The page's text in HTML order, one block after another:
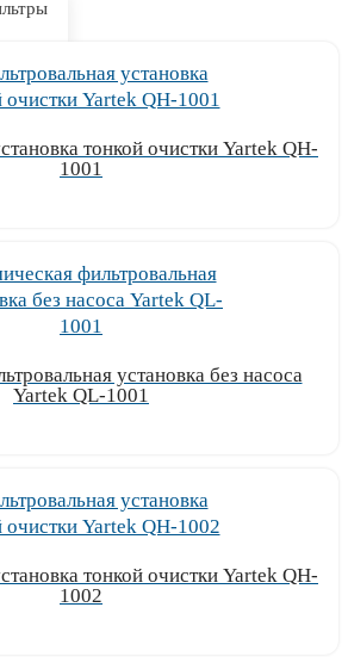
тонкой очистки Yartek QH-
1001
установка без насоса
Yartek QL-1001
тонкой очистки Yartek QH-
1002